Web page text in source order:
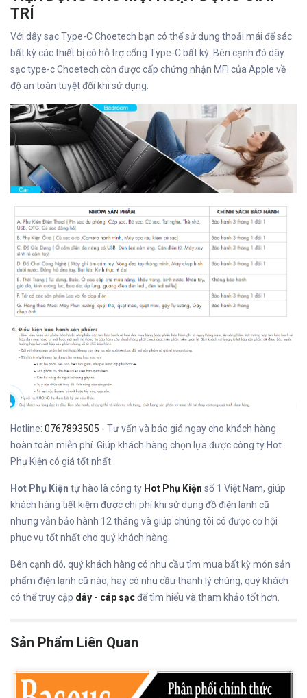
TRÍ
Với dây sạc Type-C Choetech bạn có thể sử dụng thoải mái để sác
bất kỳ các thiết bị có hỗ trợ cổng Type-C bất kỳ. Bên cạnh đó dây
sạc type-c Choetech còn được cấp chứng nhận MFI của Apple về
độ an toàn tuyệt đối khi sử dụng.
Hotline: 0767893505 - Tư vấn và báo giá ngay cho khách hàng
hoàn toàn miễn phí. Giúp khách hàng chọn lựa được công ty Hot
Phụ Kiện có giá tốt nhất.
Hot Phụ Kiện tự hào là công ty Hot Phụ Kiện số 1 Việt Nam, giúp
khách hàng tiết kiệm được chi phí khi sử dụng đồ điện lạnh cũ
nhưng vẫn bảo hành 12 tháng và giúp chúng tôi có được cơ hội
phục vụ tốt nhất cho quý khách hàng.
Bên cạnh đó, quý khách hàng có nhu cầu tìm mua bất kỳ món sản
phẩm điện lạnh cũ nào, hay có nhu cầu thanh lý chúng, quý khách
có thể truy cập dây - cáp sạcđể tìm hiểu và tham khảo tốt hơn.
Sản Phẩm Liên Quan